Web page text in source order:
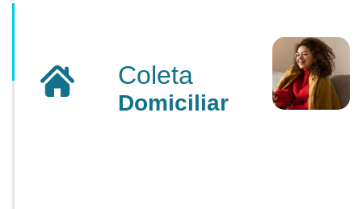
Coleta
Domiciliar